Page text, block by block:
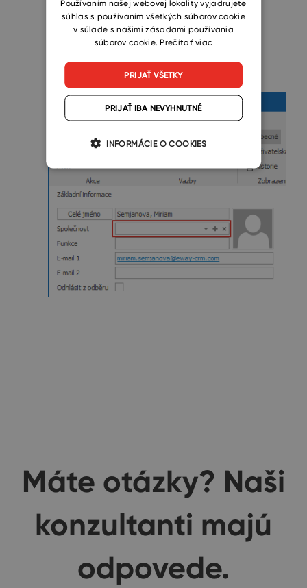
vytvorená nie je, môžete ju vytvoriť
kliknutím na tlačidlo
Máte otázky? Naši
konzultanti majú
odpovede.
Používaním našej webovej lokality vyjadrujete
súhlas s používaním všetkých súborov cookie
v súlade s našimi zásadami používania
súborov cookie. Prečítať viac
PRIJAŤ VŠETKY
PRIJAŤ IBA NEVYHNUTNÉ
INFORMÁCIE O COOKIES